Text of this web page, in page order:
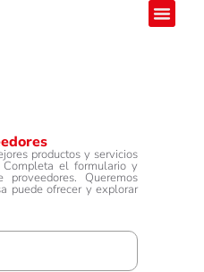
productos y servicios
Completa el formulario y
Queremos
puede ofrecer y explorar